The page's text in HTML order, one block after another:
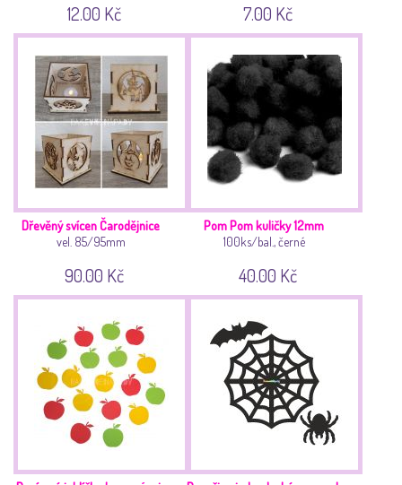
12.00 Kč 7.00 Kč
Dřevěný svícen Čarodějnice
vel. 85/95mm
90.00 Kč
Pom Pom kuličky 12mm
100ks/bal., černé
40.00 Kč